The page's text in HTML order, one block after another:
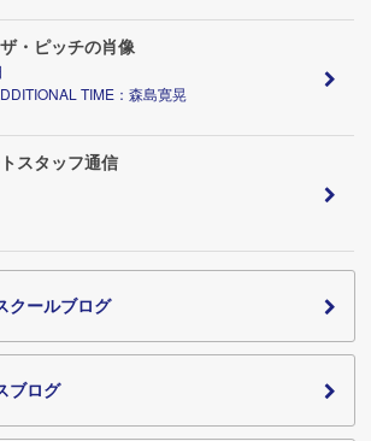
・ピッチの肖像
TIME：森島寛晃
スタッフ通信
クールブログ
ブログ